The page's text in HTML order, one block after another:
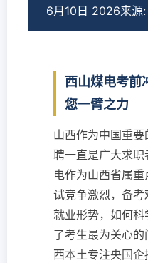
6月10日 2026来源
西山煤电考前
您一臂之力
山西作为中国重
聘一直是广大求
电作为山西省属
试竞争激烈，备
就业形势，如何
了考生最为关心
西本土专注央国企